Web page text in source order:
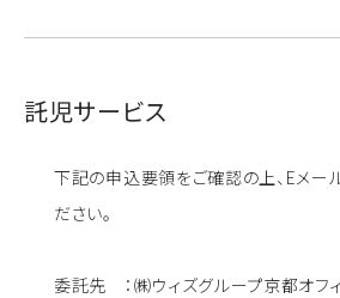
託児サービス
下記の申込要領をご確認の上、Eメー
ださい。
委託先 ：㈱ウィズグループ京都オフ